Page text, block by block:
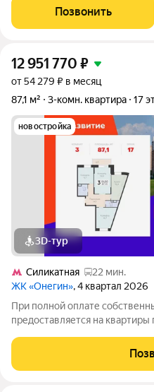
жилом комплексе
отделкой в нескольких
Позвонить
12 951 770 ₽
от 54 279 ₽ в месяц
87,1 м²
3-комн. квартира 17
новостройка
3D-тур
Силикатная
22 мин.
ЖК «Онегин», 4 квартал 2026
При полной оплате
предоставляется на
и до 6% по семейной ипотеке.
воспользоваться скидкой в